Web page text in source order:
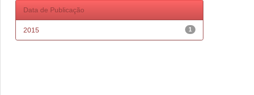
Data de Publicação
1
2015